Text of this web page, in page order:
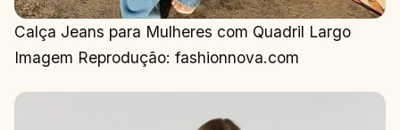
Calça Jeans para Mulheres com Quadril Largo
Imagem Reprodução: fashionnova.com